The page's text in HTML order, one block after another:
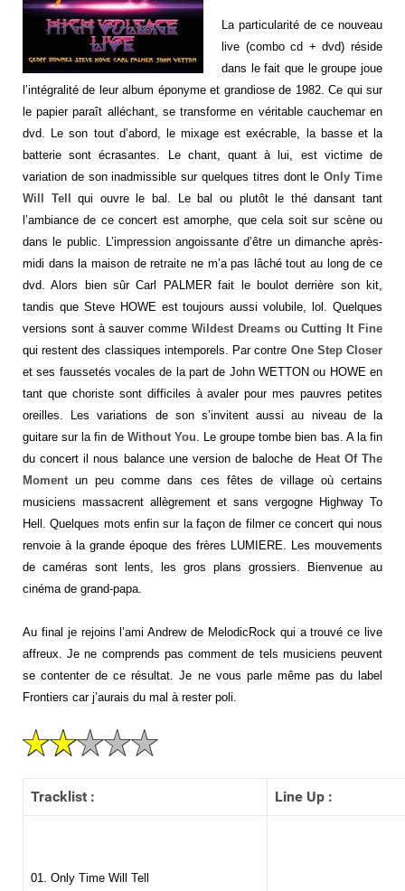
La particularité de ce nouveau
live (combo cd + dvd) réside
dans le fait que le groupe joue
l’intégralité de leur album éponyme et grandiose de 1982. Ce qui sur
le papier paraît alléchant, se transforme en véritable cauchemar en
dvd. Le son tout d’abord, le mixage est exécrable, la basse et la
batterie sont écrasantes. Le chant, quant à lui, est victime de
variation de son inadmissible sur quelques titres dont leOnly Time
Will Tell qui ouvre le bal. Le bal ou plutôt le thé dansant tant
l’ambiance de ce concert est amorphe, que cela soit sur scène ou
dans le public. L’impression angoissante d’être un dimanche après-
midi dans la maison de retraite ne m’a pas lâché tout au long de ce
dvd. Alors bien sûr Carl PALMER fait le boulot derrière son kit,
tandis que Steve HOWE est toujours aussi volubile, lol. Quelques
versions sont à sauver comme Wildest DreamsouCutting It Fine
qui restent des classiques intemporels. Par contre One Step Closer
et ses faussetés vocales de la part de John WETTON ou HOWE en
tant que choriste sont difficiles à avaler pour mes pauvres petites
oreilles. Les variations de son s’invitent aussi au niveau de la
guitare sur la fin de Without You . Le groupe tombe bien bas. A la fin
du concert il nous balance une version de baloche de Heat Of The
Moment un peu comme dans ces fêtes de village où certains
musiciens massacrent allègrement et sans vergogne Highway To
Hell. Quelques mots enfin sur la façon de filmer ce concert qui nous
renvoie à la grande époque des frères LUMIERE. Les mouvements
de caméras sont lents, les gros plans grossiers. Bienvenue au
cinéma de grand-papa.
Au final je rejoins l’ami Andrew de MelodicRock qui a trouvé ce live
affreux. Je ne comprends pas comment de tels musiciens peuvent
se contenter de ce résultat. Je ne vous parle même pas du label
Frontiers car j’aurais du mal à rester poli.
Tracklist : Line Up :
01. Only Time Will Tell